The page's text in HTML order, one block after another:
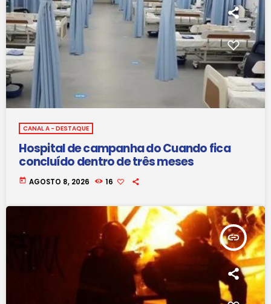
CANAL A - DESTAQUE
Hospital de campanha do Cuando fica
concluído dentro de três meses
today AGOSTO 8, 2026 16
insert_link